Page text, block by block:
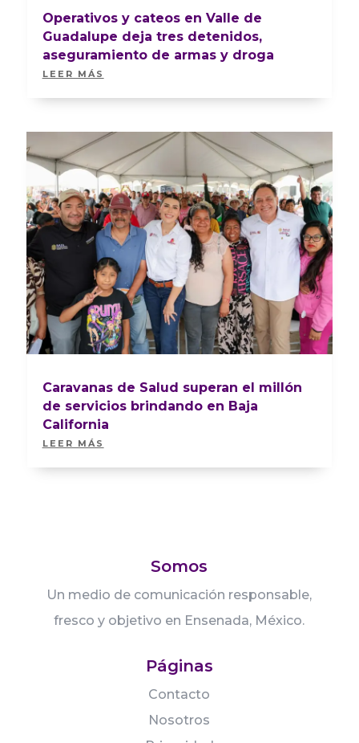
Operativos y cateos en Valle de
Guadalupe deja tres detenidos,
aseguramiento de armas y droga
LEER MÁS
Caravanas de Salud superan el millón
de servicios brindando en Baja
California
LEER MÁS
Somos
Un medio de comunicación responsable,
fresco y objetivo en Ensenada, México.
Páginas
Contacto
Nosotros